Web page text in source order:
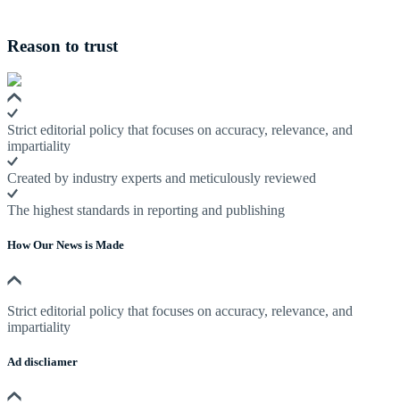
Reason to trust
Strict editorial policy that focuses on accuracy, relevance, and
impartiality
Created by industry experts and meticulously reviewed
The highest standards in reporting and publishing
How Our News is Made
Strict editorial policy that focuses on accuracy, relevance, and
impartiality
Ad discliamer